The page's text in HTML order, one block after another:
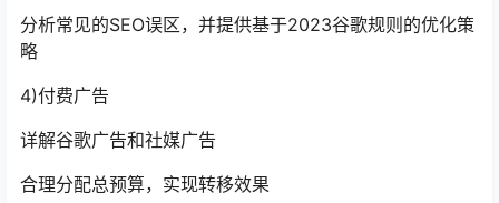
分析常见的SEO误区，并提供基于2023谷歌规则的优化策
略
4)付费广告
详解谷歌广告和社媒广告
合理分配总预算，实现转移效果